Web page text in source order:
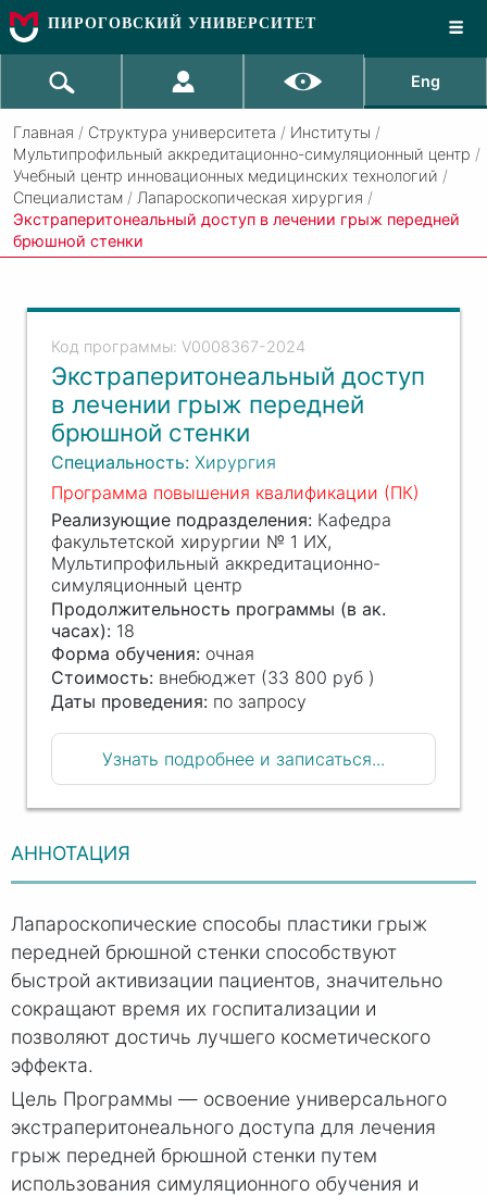
ПИРОГОВСКИЙ УНИВЕРСИТЕТ
Eng
Главная / Структура университета / Институты /
Мультипрофильный аккредитационно-симуляционный центр /
Учебный центр инновационных медицинских технологий /
Специалистам / Лапароскопическая хирургия /
Экстраперитонеальный доступ в лечении грыж передней
брюшной стенки
V0008367-2024
Экстраперитонеальный доступ
в лечении грыж передней
брюшной стенки
Специальность: Хирургия
Программа повышения квалификации (ПК)
Реализующие подразделения: Кафедра
факультетской хирургии № 1 ИХ,
Мультипрофильный аккредитационно-
симуляционный центр
Продолжительность программы (в ак.
часах): 18
Форма обучения: очная
Стоимость: внебюджет (33 800 руб )
Даты проведения: по запросу
Узнать подробнее и записаться...
АННОТАЦИЯ
Лапароскопические способы пластики грыж
передней брюшной стенки способствуют
быстрой активизации пациентов, значительно
сокращают время их госпитализации и
позволяют достичь лучшего косметического
эффекта.
Цель Программы — освоение универсального
экстраперитонеального доступа для лечения
грыж передней брюшной стенки путем
использования симуляционного обучения и